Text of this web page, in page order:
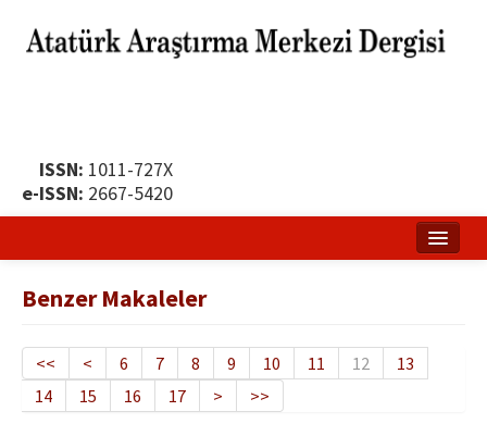
ISSN: 1011-727X
e-ISSN: 2667-5420
Yayın Politikası
Dergi Kurulları
Benzer Makaleler
<< < 6 7 8 9 10 11 12
13
14
15 16 17 > >>